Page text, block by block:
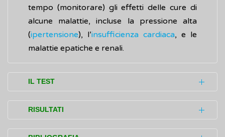
tempo (monitorare) gli effetti delle cure di
alcune malattie, incluse la pressione alta
(ipertensione), l’insufficienza cardiaca, e le
malattie epatiche e renali.
IL TEST
L'esame (test) consiste in un'analisi di
laboratorio effettuata attraverso il prelievo
RISULTATI